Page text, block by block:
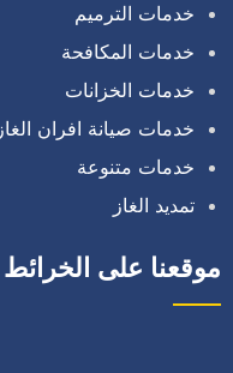
خدمات الترميم
خدمات المكافحة
خدمات الخزانات
خدمات صيانة افران الغاز
خدمات متنوعة
تمديد الغاز
موقعنا على الخرائط